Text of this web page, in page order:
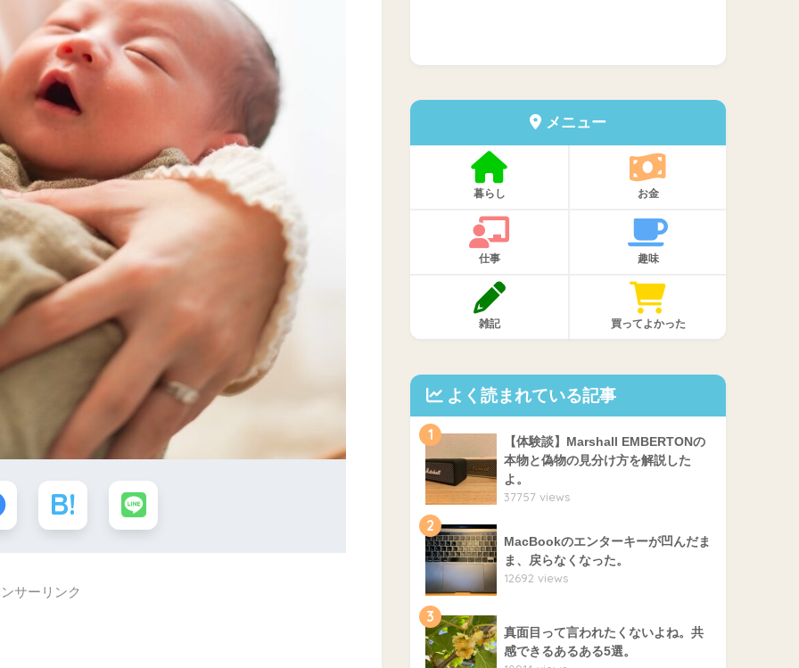
サーリンク
メニュー
暮らし お金
仕事 趣味
雑記 買ってよかった
よく読まれている記事
1
【体験談】Marshall EMBERTONの
本物と偽物の見分け方を解説した
よ。
37757 views
2
MacBookのエンターキーが凹んだま
ま、戻らなくなった。
12692 views
3
真面目って言われたくないよね。共
感できるあるある5選。